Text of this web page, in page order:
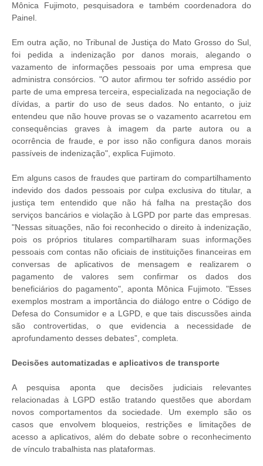
Mônica Fujimoto, pesquisadora e também coordenadora do
Painel.
Em outra ação, no Tribunal de Justiça do Mato Grosso do Sul,
foi pedida a indenização por danos morais, alegando o
vazamento de informações pessoais por uma empresa que
administra consórcios. "O autor afirmou ter sofrido assédio por
parte de uma empresa terceira, especializada na negociação de
dívidas, a partir do uso de seus dados. No entanto, o juiz
entendeu que não houve provas se o vazamento acarretou em
consequências graves à imagem da parte autora ou a
ocorrência de fraude, e por isso não configura danos morais
passíveis de indenização", explica Fujimoto.
Em alguns casos de fraudes que partiram do compartilhamento
indevido dos dados pessoais por culpa exclusiva do titular, a
justiça tem entendido que não há falha na prestação dos
serviços bancários e violação à LGPD por parte das empresas.
"Nessas situações, não foi reconhecido o direito à indenização,
pois os próprios titulares compartilharam suas informações
pessoais com contas não oficiais de instituições financeiras em
conversas de aplicativos de mensagem e realizarem o
pagamento de valores sem confirmar os dados dos
beneficiários do pagamento", aponta Mônica Fujimoto. "Esses
exemplos mostram a importância do diálogo entre o Código de
Defesa do Consumidor e a LGPD, e que tais discussões ainda
são controvertidas, o que evidencia a necessidade de
aprofundamento desses debates”, completa.
Decisões automatizadas e aplicativos de transporte
A pesquisa aponta que decisões judiciais relevantes
relacionadas à LGPD estão tratando questões que abordam
novos comportamentos da sociedade. Um exemplo são os
casos que envolvem bloqueios, restrições e limitações de
acesso a aplicativos, além do debate sobre o reconhecimento
de vínculo trabalhista nas plataformas.